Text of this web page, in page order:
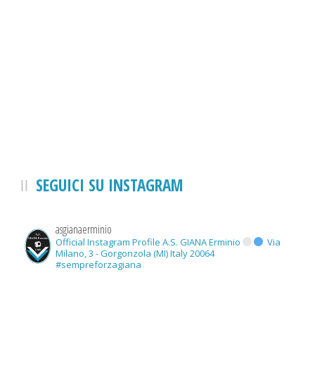
SEGUICI SU INSTAGRAM
asgianaerminio
Official Instagram Profile A.S. GIANA Erminio
Via
Milano, 3 - Gorgonzola (MI) Italy 20064
#sempreforzagiana